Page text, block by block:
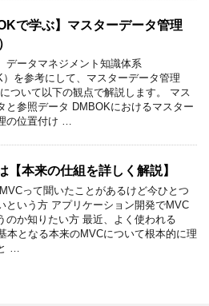
で学ぶ】マスターデータ管理
データマネジメント知識体系
）を参考にして、マスターデータ管理
について以下の観点で解説します。 マス
と参照データ DMBOKにおけるマスター
の位置付け …
【本来の仕組を詳しく解説】
って聞いたことがあるけど今ひとつ
という方 アプリケーション開発でMVC
のか知りたい方 最近、よく使われる
本となる本来のMVCについて根本的に理
…